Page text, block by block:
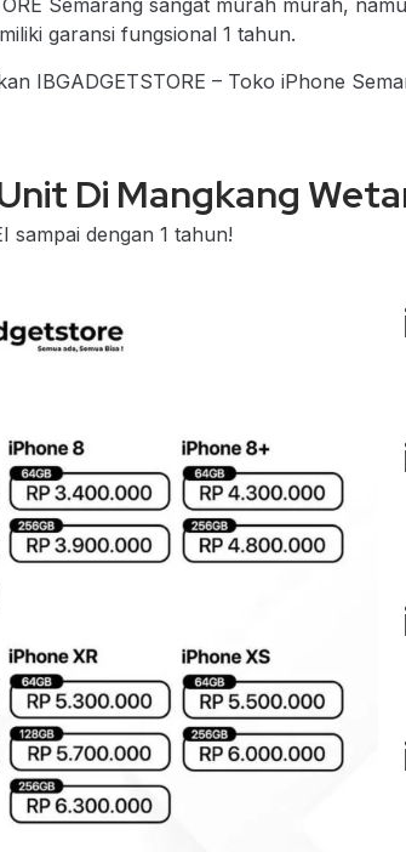
Semarang sangat murah murah,
garansi fungsional 1 tahun.
IBGADGETSTORE – Toko iPhone
Di Mangkang
sampai dengan 1 tahun!